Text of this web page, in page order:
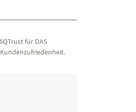
für DAS
Kundenzufriedenheit.